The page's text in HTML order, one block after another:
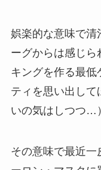
娯楽的な意味で清
ーグからは感じら
キングを作る最低
ティを思い出して
いの気はしつつ…
その意味で最近一